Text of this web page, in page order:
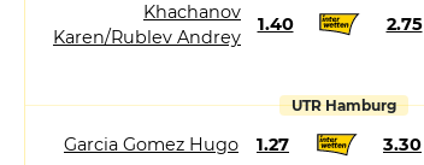
Khachanov
Karen/Rublev Andrey
1.40 2.75
UTR Hamburg
Garcia Gomez Hugo 1.27 3.30